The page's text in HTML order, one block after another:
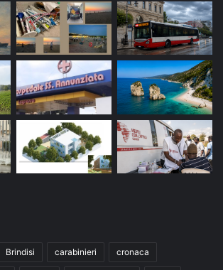
Brindisi carabinieri cronaca